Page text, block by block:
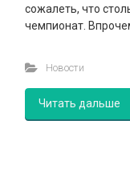
сожалеть, что
чемпионат.
Новости
Читать дальше